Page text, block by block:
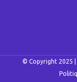
© Copyright 2025 |